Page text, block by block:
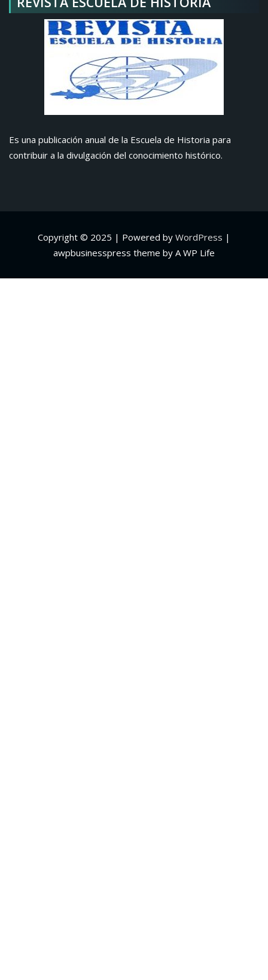
Es una publicación anual de la Escuela de Historia para
contribuir a la divulgación del conocimiento histórico.
Copyright © 2025 | Powered by WordPress |
awpbusinesspress theme by A WP Life